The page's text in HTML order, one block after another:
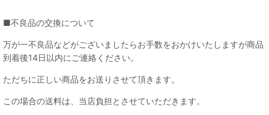
■不良品の交換について
万が一不良品などがございましたらお手数をおかけいたしますが商品
到着後14日以内にご連絡ください。
ただちに正しい商品をお送りさせて頂きます。
この場合の送料は、当店負担とさせていただきます。